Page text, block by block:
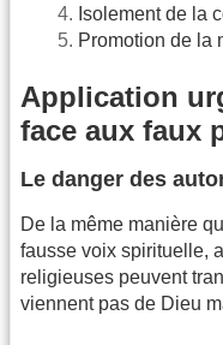
Isolement de la
Promotion de la
Application
face aux faux
Le danger des
De la même manière
fausse voix spirituelle,
religieuses peuvent
viennent pas de Dieu